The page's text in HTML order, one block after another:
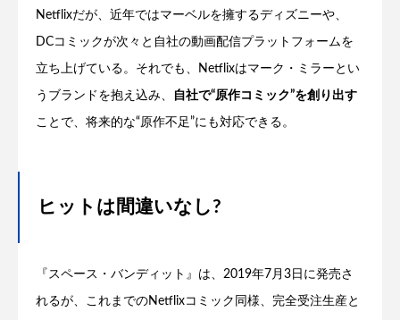
Netflixだが、近年ではマーベルを擁するディズニーや、
DCコミックが次々と自社の動画配信プラットフォームを
立ち上げている。それでも、Netflixはマーク・ミラーとい
うブランドを抱え込み、 自社で“原作コミック”を創り出す
ことで、将来的な“原作不足”にも対応できる。
ヒットは間違いなし?
『スペース・バンディット』は、2019年7月3日に発売さ
れるが、これまでのNetflixコミック同様、完全受注生産と